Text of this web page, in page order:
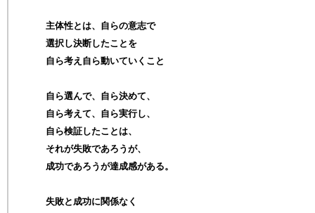
主体性とは、自らの意志で
選択し決断したことを
自ら考え自ら動いていくこと
自ら選んで、自ら決めて、
自ら考えて、自ら実行し、
自ら検証したことは、
それが失敗であろうが、
成功であろうが達成感がある。
失敗と成功に関係なく